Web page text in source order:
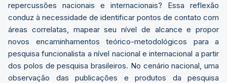
repercussões nacionais e internacionais? Essa reflexão
conduz à necessidade de identificar pontos de contato com
áreas correlatas, mapear seu nível de alcance e propor
novos encaminhamentos teórico-metodológicos para a
pesquisa funcionalista a nível nacional e internacional a partir
dos polos de pesquisa brasileiros. No cenário nacional, uma
observação das publicações e produtos da pesquisa